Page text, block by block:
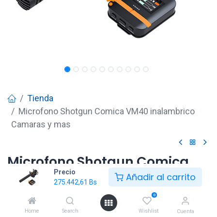
Precio
275.442,61 Bs Añadir al carrito
Home Search
0
Wishlist Cuenta
Tienda
Microfono Shotgun Comica VM40 inalambrico
Camaras y mas
Microfono Shotgun Comica
VM40 inalambrico Camaras y
mas